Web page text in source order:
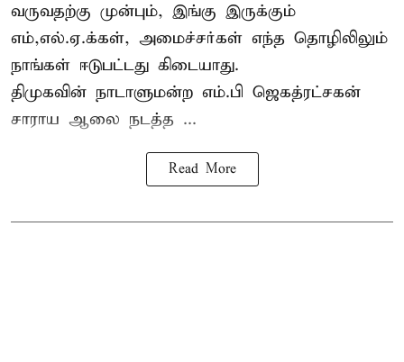
வருவதற்கு முன்பும், இங்கு இருக்கும்
எம்,எல்.ஏ.க்கள், அமைச்சர்கள் எந்த தொழிலிலும்
நாங்கள் ஈடுபட்டது கிடையாது.
திமுகவின் நாடாளுமன்ற எம்.பி ஜெகத்ரட்சகன்
சாராய ஆலை நடத்த ...
Read More